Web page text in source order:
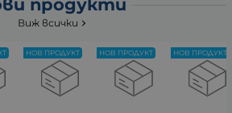
продукти
Виж всички
НОВ ПРОДУКТ НОВ ПРОДУКТ НОВ ПРОДУКТ